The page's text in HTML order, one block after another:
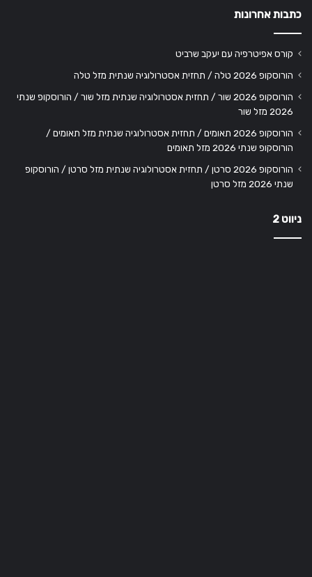
כתבות אחרונות
קורס אפיטרפיה עם יעקב שרביט
הורוסקופ 2026 טלה / תחזית אסטרולוגיה שנתית מזל טלה
הורוסקופ 2026 שור / תחזית אסטרולוגיה שנתית מזל שור / הורוסקופ שנתי
2026 מזל שור
הורוסקופ 2026 תאומים / תחזית אסטרולוגיה שנתית מזל תאומים /
הורוסקופ שנתי 2026 מזל תאומים
הורוסקופ 2026 סרטן / תחזית אסטרולוגיה שנתית מזל סרטן / הורוסקופ
שנתי 2026 מזל סרטן
ניווט 2